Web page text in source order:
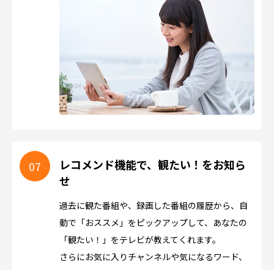
レコメンド機能で、観たい！をお知ら
せ
過去に観た番組や、録画した番組の履歴から、自
動で「おススメ」をピックアップして、あなたの
「観たい！」をテレビが教えてくれます。
さらにお気に入りチャンネルや気になるワード、